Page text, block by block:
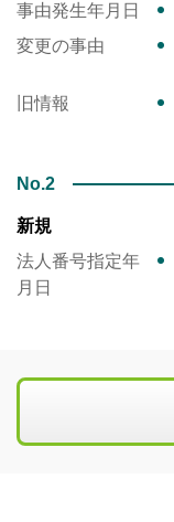
事由発生年月日
変更の事由
旧情報
No.2
新規
法人番号指定年
月日